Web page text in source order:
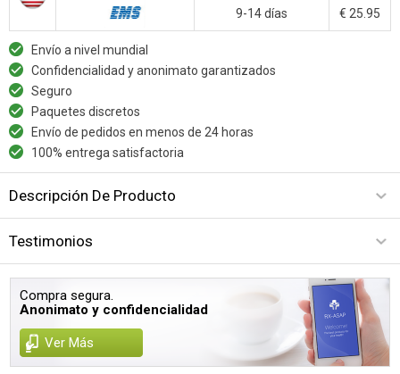
9-14 días € 25.95
Envío a nivel mundial
Confidencialidad y anonimato garantizados
Seguro
Paquetes discretos
Envío de pedidos en menos de 24 horas
100% entrega satisfactoria
Descripción De Producto
Testimonios
Compra segura.
Anonimato y confidencialidad
Ver Más